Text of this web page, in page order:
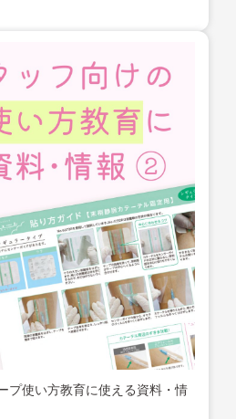
プ使い方教育に使える資料・情